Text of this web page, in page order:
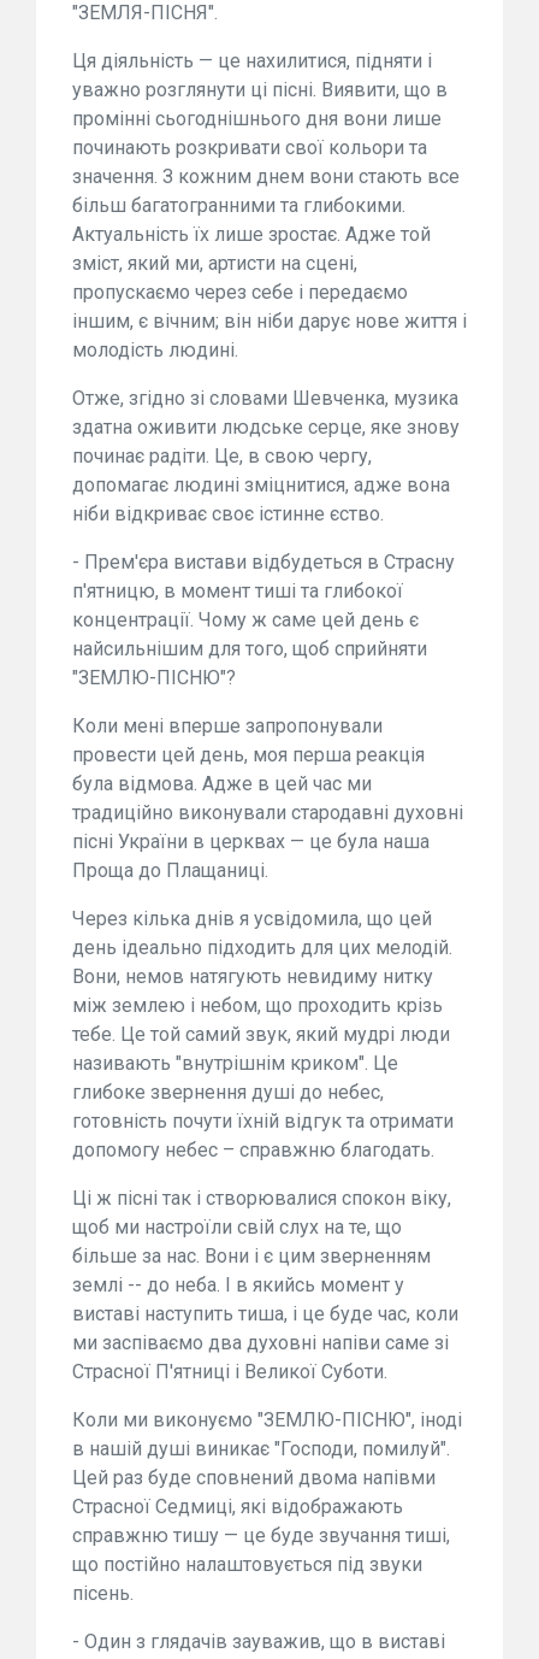
"ЗЕМЛЯ-ПІСНЯ".
Ця діяльність — це нахилитися, підняти і
уважно розглянути ці пісні. Виявити, що в
промінні сьогоднішнього дня вони лише
починають розкривати свої кольори та
значення. З кожним днем вони стають все
більш багатогранними та глибокими.
Актуальність їх лише зростає. Адже той
зміст, який ми, артисти на сцені,
пропускаємо через себе і передаємо
іншим, є вічним; він ніби дарує нове життя і
молодість людині.
Отже, згідно зі словами Шевченка, музика
здатна оживити людське серце, яке знову
починає радіти. Це, в свою чергу,
допомагає людині зміцнитися, адже вона
ніби відкриває своє істинне єство.
- Прем'єра вистави відбудеться в Страсну
п'ятницю, в момент тиші та глибокої
концентрації. Чому ж саме цей день є
найсильнішим для того, щоб сприйняти
"ЗЕМЛЮ-ПІСНЮ"?
Коли мені вперше запропонували
провести цей день, моя перша реакція
була відмова. Адже в цей час ми
традиційно виконували стародавні духовні
пісні України в церквах — це була наша
Проща до Плащаниці.
Через кілька днів я усвідомила, що цей
день ідеально підходить для цих мелодій.
Вони, немов натягують невидиму нитку
між землею і небом, що проходить крізь
тебе. Це той самий звук, який мудрі люди
називають "внутрішнім криком". Це
глибоке звернення душі до небес,
готовність почути їхній відгук та отримати
допомогу небес – справжню благодать.
Ці ж пісні так і створювалися спокон віку,
щоб ми настроїли свій слух на те, що
більше за нас. Вони і є цим зверненням
землі -- до неба. І в якийсь момент у
виставі наступить тиша, і це буде час, коли
ми заспіваємо два духовні напіви саме зі
Страсної П'ятниці і Великої Суботи.
Коли ми виконуємо "ЗЕМЛЮ-ПІСНЮ", іноді
в нашій душі виникає "Господи, помилуй".
Цей раз буде сповнений двома напівми
Страсної Седмиці, які відображають
справжню тишу — це буде звучання тиші,
що постійно налаштовується під звуки
пісень.
- Один з глядачів зауважив, що в виставі